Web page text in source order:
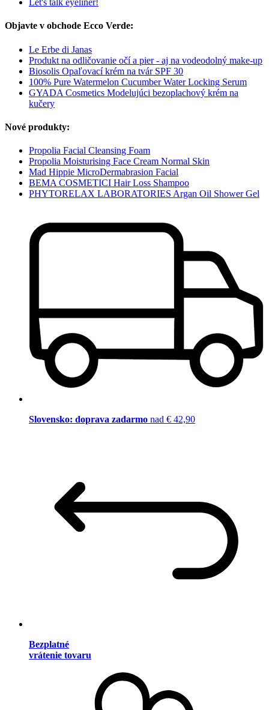
Let's talk eyeliner!
Objavte v obchode Ecco Verde:
Le Erbe di Janas
Produkt na odličovanie očí a pier - aj na vodeodolný make-up
Biosolis Opaľovací krém na tvár SPF 30
100% Pure Watermelon Cucumber Water Locking Serum
GYADA Cosmetics Modelujúci bezoplachový krém na
kučery
Nové produkty:
Propolia Facial Cleansing Foam
Propolia Moisturising Face Cream Normal Skin
Mad Hippie MicroDermabrasion Facial
BEMA COSMETICI Hair Loss Shampoo
PHYTORELAX LABORATORIES Argan Oil Shower Gel
Slovensko: doprava zadarmo nad € 42,90
Bezplatné
vrátenie tovaru